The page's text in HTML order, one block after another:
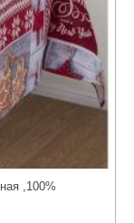
,100%